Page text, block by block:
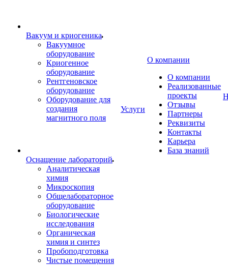
Вакуум и криогеника
Вакуумное
оборудование
Криогенное
оборудование
Рентгеновское
оборудование
Оборудование для
создания
магнитного поля
Оснащение лабораторий
Аналитическая
химия
Микроскопия
Общелабораторное
оборудование
Биологические
исследования
Органическая
химия и синтез
Пробоподготовка
Чистые помещения
Услуги
О компании
О компании
Реализованные
проекты
Отзывы
Партнеры
Реквизиты
Контакты
Карьера
База знаний